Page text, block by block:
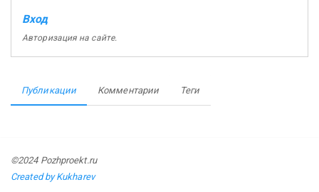
Вход
Авторизация на сайте.
Публикации Комментарии Теги
©2024 Pozhproekt.ru
Created by Kukharev